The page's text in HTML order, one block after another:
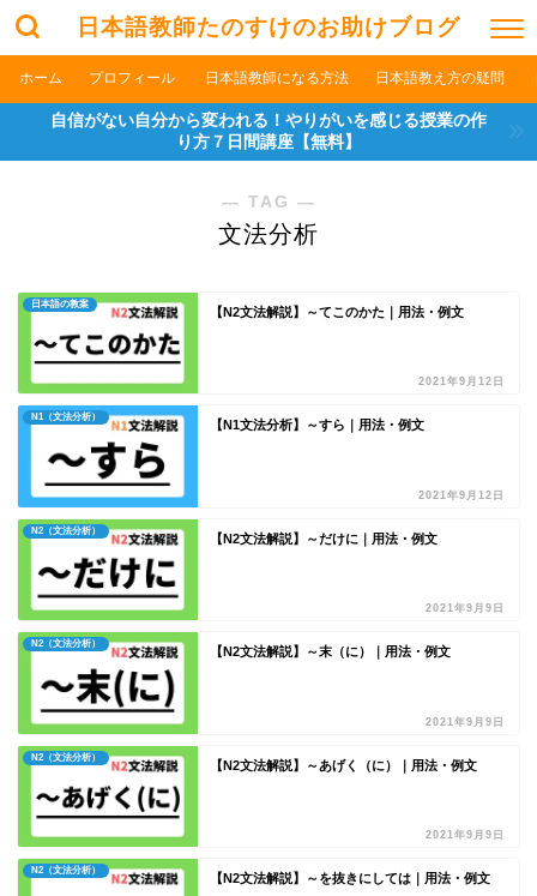
日本語教師たのすけのお助けブログ
ホーム プロフィール 日本語教師になる方法 日本語教え方の疑問
自信がない自分から変われる！やりがいを感じる授業の作
り方７日間講座【無料】
― TAG ―
文法分析
日本語の教案
【N2文法解説】～てこのかた｜用法・例文
2021年9月12日
N1（文法分析）
【N1文法分析】～すら｜用法・例文
2021年9月12日
N2（文法分析）
【N2文法解説】～だけに｜用法・例文
2021年9月9日
N2（文法分析）
【N2文法解説】～末（に）｜用法・例文
2021年9月9日
N2（文法分析）
【N2文法解説】～あげく（に）｜用法・例文
2021年9月9日
N2（文法分析）
【N2文法解説】～を抜きにしては｜用法・例文